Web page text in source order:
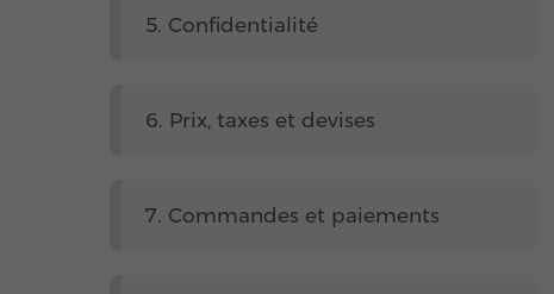
5. Confidentialité
6. Prix, taxes et devises
7. Commandes et paiements